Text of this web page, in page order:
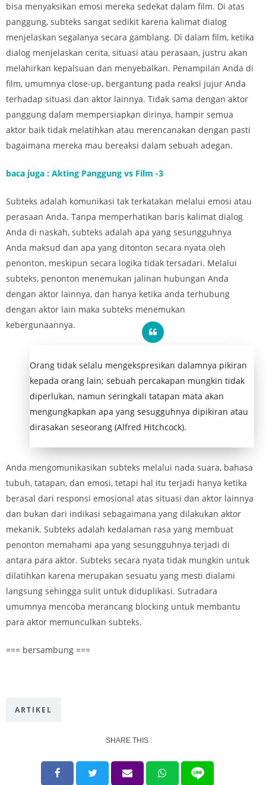
bisa menyaksikan emosi mereka sedekat dalam film. Di atas
panggung, subteks sangat sedikit karena kalimat dialog
menjelaskan segalanya secara gamblang. Di dalam film, ketika
dialog menjelaskan cerita, situasi atau perasaan, justru akan
melahirkan kepalsuan dan menyebalkan. Penampilan Anda di
film, umumnya close-up, bergantung pada reaksi jujur Anda
terhadap situasi dan aktor lainnya. Tidak sama dengan aktor
panggung dalam mempersiapkan dirinya, hampir semua
aktor baik tidak melatihkan atau merencanakan dengan pasti
bagaimana mereka mau bereaksi dalam sebuah adegan.
baca juga : Akting Panggung vs Film -3
Subteks adalah komunikasi tak terkatakan melalui emosi atau
perasaan Anda. Tanpa memperhatikan baris kalimat dialog
Anda di naskah, subteks adalah apa yang sesungguhnya
Anda maksud dan apa yang ditonton secara nyata oleh
penonton, meskipun secara logika tidak tersadari. Melalui
subteks, penonton menemukan jalinan hubungan Anda
dengan aktor lainnya, dan hanya ketika anda terhubung
dengan aktor lain maka subteks menemukan
kebergunaannya.
Orang tidak selalu mengekspresikan dalamnya pikiran
kepada orang lain; sebuah percakapan mungkin tidak
diperlukan, namun seringkali tatapan mata akan
mengungkapkan apa yang sesugguhnya dipikiran atau
dirasakan seseorang (Alfred Hitchcock).
Anda mengomunikasikan subteks melalui nada suara, bahasa
tubuh, tatapan, dan emosi, tetapi hal itu terjadi hanya ketika
berasal dari responsi emosional atas situasi dan aktor lainnya
dan bukan dari indikasi sebagaimana yang dilakukan aktor
mekanik. Subteks adalah kedalaman rasa yang membuat
penonton memahami apa yang sesungguhnya terjadi di
antara para aktor. Subteks secara nyata tidak mungkin untuk
dilatihkan karena merupakan sesuatu yang mesti dialami
langsung sehingga sulit untuk diduplikasi. Sutradara
umumnya mencoba merancang blocking untuk membantu
para aktor memunculkan subteks.
=== bersambung ===
ARTIKEL
SHARE THIS :